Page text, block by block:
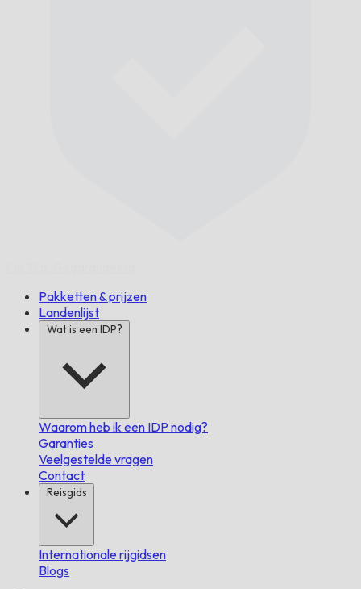
Pakketten & prijzen
Landenlijst
Wat is een IDP?
Waarom heb ik een IDP nodig?
Garanties
Veelgestelde vragen
Contact
Reisgids
Internationale rijgidsen
Blogs